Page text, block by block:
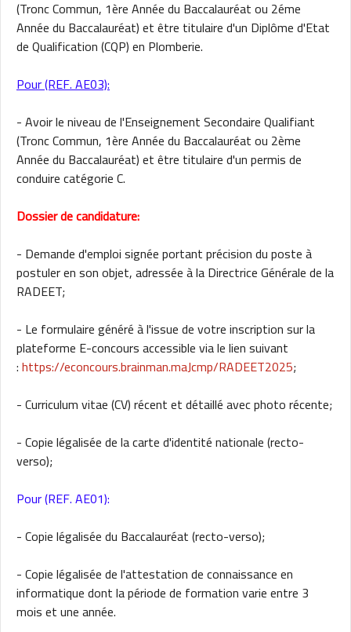
(Tronc Commun, 1ère Année du Baccalauréat ou 2éme
Année du Baccalauréat) et être titulaire d'un Diplôme d'Etat
de Qualification (CQP) en Plomberie.
Pour (REF. AE03):
- Avoir le niveau de l'Enseignement Secondaire Qualifiant
(Tronc Commun, 1ère Année du Baccalauréat ou 2ème
Année du Baccalauréat) et être titulaire d'un permis de
conduire catégorie C.
Dossier de candidature:
- Demande d'emploi signée portant précision du poste à
postuler en son objet, adressée à la Directrice Générale de la
RADEET;
- Le formulaire généré à l'issue de votre inscription sur la
plateforme E-concours accessible via le lien suivant
:https://econcours.brainman.maJcmp/RADEET2025;
- Curriculum vitae (CV) récent et détaillé avec photo récente;
- Copie légalisée de la carte d'identité nationale (recto-
verso);
Pour (REF. AE01):
- Copie légalisée du Baccalauréat (recto-verso);
- Copie légalisée de l'attestation de connaissance en
informatique dont la période de formation varie entre 3
mois et une année.